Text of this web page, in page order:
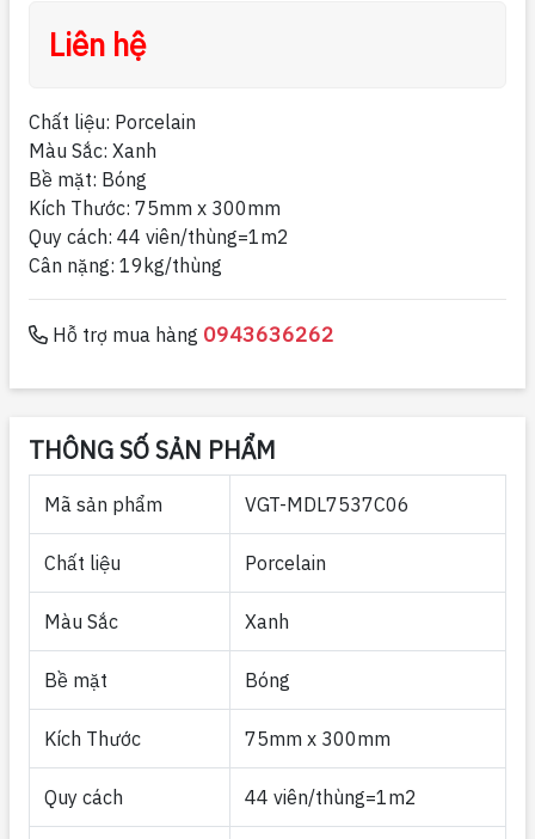
Liên hệ
Chất liệu: Porcelain
Màu Sắc: Xanh
Bề mặt: Bóng
Kích Thước: 75mm x 300mm
Quy cách: 44 viên/thùng=1m2
Cân nặng: 19kg/thùng
Hỗ trợ mua hàng 0943636262
THÔNG SỐ SẢN PHẨM
Mã sản phẩm VGT-MDL7537C06
Chất liệu Porcelain
Màu Sắc Xanh
Bề mặt Bóng
Kích Thước 75mm x 300mm
Quy cách 44 viên/thùng=1m2